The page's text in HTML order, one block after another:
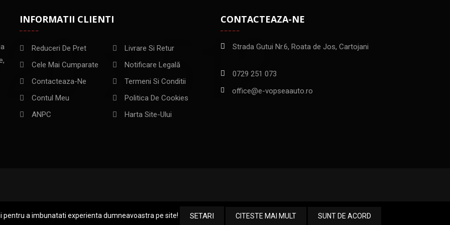
INFORMATII CLIENTI
Reduceri De Pret
Cele Mai Cumparate
Contacteaza-Ne
Contul Meu
ANPC
Livrare Si Retur
Notificare Legală
Termeni Si Conditii
Politica De Cookies
Harta Site-Ului
CONTACTEAZA-NE
Strada Gutui Nr.6, Roata de Jos, Cartojani
0729 251 073
office@e-vopseaauto.ro
a imbunatati experienta dumneavoastra pe site! SETARI CITESTE MAI MULT SUNT DE ACORD